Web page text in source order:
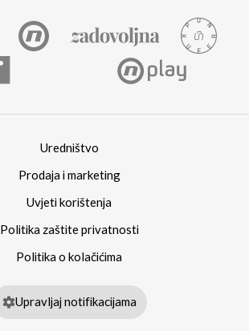
Uredništvo
Prodaja i marketing
Uvjeti korištenja
Politika zaštite privatnosti
Politika o kolačićima
Upravljaj notifikacijama